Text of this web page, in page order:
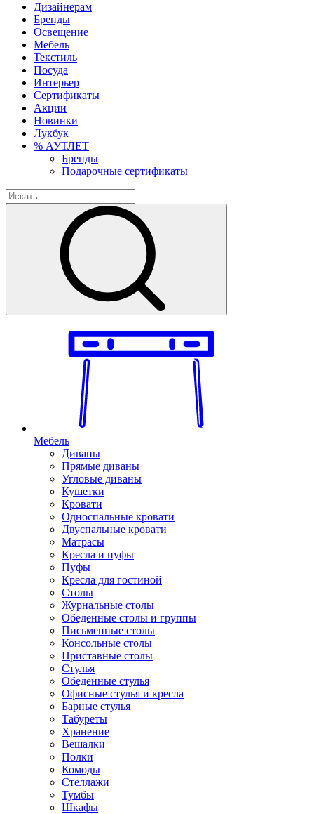
Дизайнерам
Бренды
Освещение
Мебель
Текстиль
Посуда
Интерьер
Сертификаты
Акции
Новинки
Лукбук
% АУТЛЕТ
Бренды
Подарочные сертификаты
Мебель
Диваны
Прямые диваны
Угловые диваны
Кушетки
Кровати
Односпальные кровати
Двуспальные кровати
Матрасы
Кресла и пуфы
Пуфы
Кресла для гостиной
Столы
Журнальные столы
Обеденные столы и группы
Письменные столы
Консольные столы
Приставные столы
Стулья
Обеденные стулья
Офисные стулья и кресла
Барные стулья
Табуреты
Хранение
Вешалки
Полки
Комоды
Стеллажи
Тумбы
Шкафы